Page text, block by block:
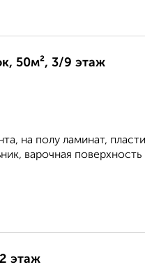
50м², 3/9 этаж
на полу ламинат,
варочная
этаж